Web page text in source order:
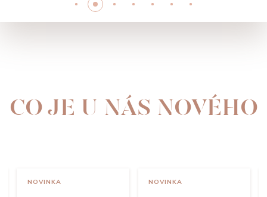
CO JE U NÁS NOVÉHO
NOVINKA NOVINKA